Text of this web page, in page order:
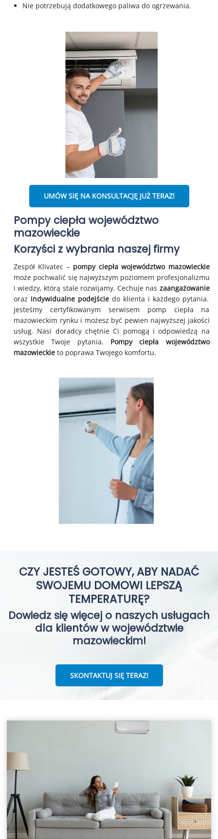
Nie potrzebują dodatkowego paliwa do ogrzewania.
UMÓW SIĘ NA KONSULTACJĘ JUŻ TERAZ!
Pompy ciepła województwo
mazowieckie
Korzyści z wybrania naszej firmy
Zespół Klivatec – pompy ciepła województwo mazowieckie
może pochwalić się najwyższym poziomem profesjonalizmu
i wiedzy, którą stale rozwijamy. Cechuje nas zaangażowanie
oraz indywidualne podejściedo klienta i każdego pytania.
Jesteśmy certyfikowanym serwisem pomp ciepła na
mazowieckim rynku i możesz być pewien najwyższej jakości
usług. Nasi doradcy chętnie Ci pomogą i odpowiedzą na
wszystkie Twoje pytania. Pompy ciepła województwo
mazowieckie to poprawa Twojego komfortu.
CZY JESTEŚ GOTOWY, ABY NADAĆ
SWOJEMU DOMOWI LEPSZĄ
TEMPERATURĘ?
Dowiedz się więcej o naszych usługach
dla klientów w województwie
mazowieckim!
SKONTAKTUJ SIĘ TERAZ!